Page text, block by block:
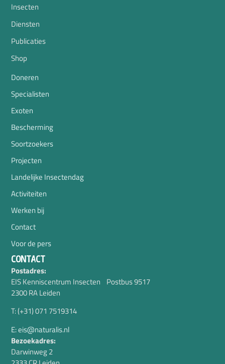
Insecten
Diensten
Publicaties
Shop
Doneren
Specialisten
Exoten
Bescherming
Soortzoekers
Projecten
Landelijke Insectendag
Activiteiten
Werken bij
Contact
Voor de pers
CONTACT
Postadres:
EIS Kenniscentrum Insecten Postbus 9517
2300 RA Leiden
T: (+31) 071 7519314
E: eis@naturalis.nl
Bezoekadres:
Darwinweg 2